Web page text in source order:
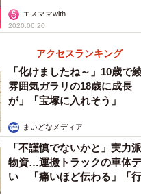
エスママwith
2020.06.20
アクセスランキング
「化けましたね～」10歳で
雰囲気ガラリの18歳に成長
が」「宝塚に入れそう」
まいどなメディア
「不謹慎でないかと」実力
物資…運搬トラックの車体
い 「痛いほど伝わる」「行